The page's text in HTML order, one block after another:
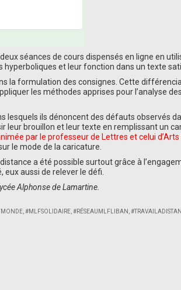
séances de cours dispensés en ligne en
hyperboliques et leur fonction dans un texte
la formulation des consignes. Cette
les méthodes apprises pour l’analyse
lesquels ils dénoncent des défauts observés
leur brouillon et leur texte en remplissant un
par le professeur de Lettres et celui
le mode de la caricature.
a été possible surtout grâce à
eux aussi de relever le défi.
Alphonse de Lamartine.
,#MLFSOLIDAIRE,#RÉSEAUMLFLIBAN ,